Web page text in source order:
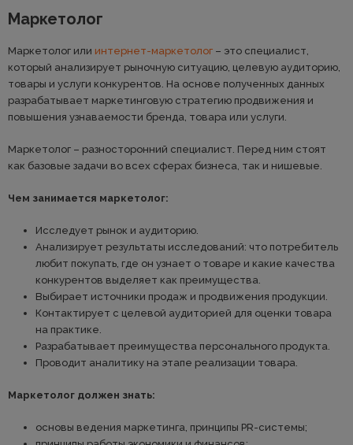
Маркетолог
Маркетолог или интернет-маркетолог – это специалист,
который анализирует рыночную ситуацию, целевую аудиторию,
товары и услуги конкурентов. На основе полученных данных
разрабатывает маркетинговую стратегию продвижения и
повышения узнаваемости бренда, товара или услуги.
Маркетолог – разносторонний специалист. Перед ним стоят
как базовые задачи во всех сферах бизнеса, так и нишевые.
Чем занимается маркетолог:
Исследует рынок и аудиторию.
Анализирует результаты исследований: что потребитель
любит покупать, где он узнает о товаре и какие качества
конкурентов выделяет как преимущества.
Выбирает источники продаж и продвижения продукции.
Контактирует с целевой аудиторией для оценки товара
на практике.
Разрабатывает преимущества персонального продукта.
Проводит аналитику на этапе реализации товара.
Маркетолог должен знать:
основы ведения маркетинга, принципы PR-системы;